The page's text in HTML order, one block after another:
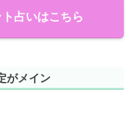
占いはこちら
がメイン